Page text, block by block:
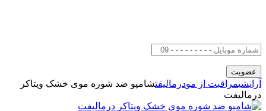
آرایشیمراقبت از مودرمالیفتشامپو ضد شوره موی خشک ویتاکر
درمالیفت